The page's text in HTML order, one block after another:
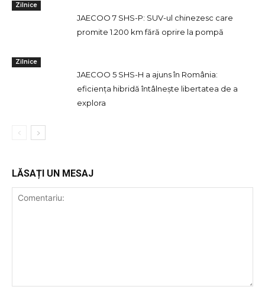
Zilnice
JAECOO 7 SHS-P: SUV-ul chinezesc care
promite 1.200 km fără oprire la pompă
Zilnice
JAECOO 5 SHS-H a ajuns în România:
eficiența hibridă întâlnește libertatea de a
explora
LĂSAȚI UN MESAJ